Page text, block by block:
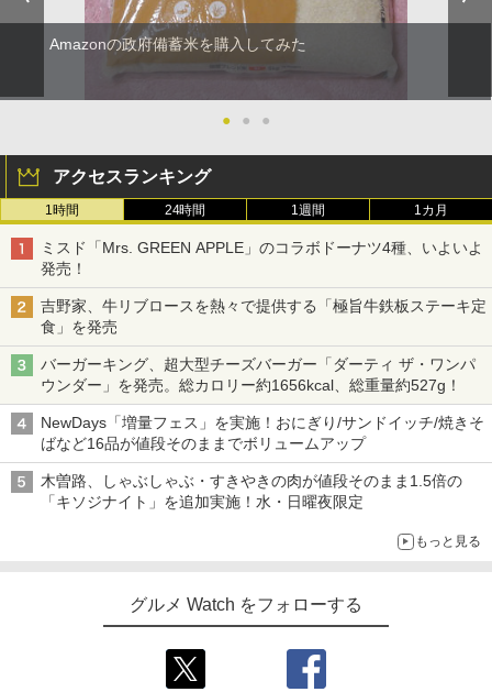
Amazonの政府備蓄米を購入してみた
● ● ●
アクセスランキング
1時間 24時間 1週間 1カ月
ミスド「Mrs. GREEN APPLE」のコラボドーナツ4種、いよいよ
発売！
吉野家、牛リブロースを熱々で提供する「極旨牛鉄板ステーキ定
食」を発売
バーガーキング、超大型チーズバーガー「ダーティ ザ・ワンパ
ウンダー」を発売。総カロリー約1656kcal、総重量約527g！
NewDays「増量フェス」を実施！おにぎり/サンドイッチ/焼きそ
ばなど16品が値段そのままでボリュームアップ
木曽路、しゃぶしゃぶ・すきやきの肉が値段そのまま1.5倍の
「キソジナイト」を追加実施！水・日曜夜限定
もっと見る
グルメ Watch をフォローする